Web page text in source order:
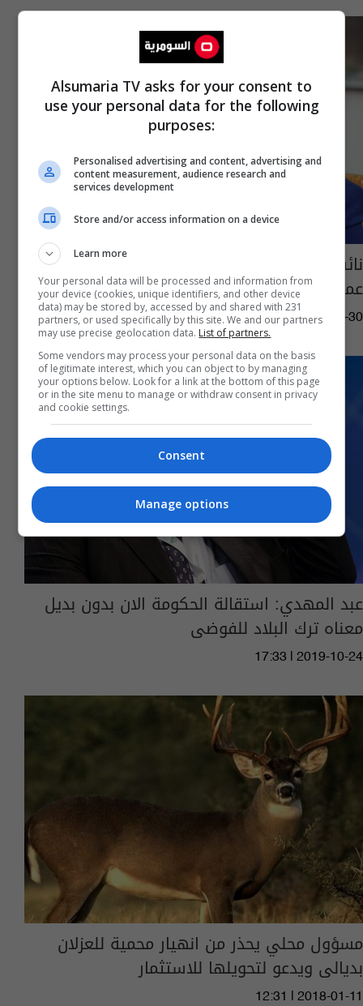
نائب يحذر من انهيار المنظومة الكهربائية في
عموم العراق
06:59 | 2020-12-30
عبد المهدي: استقالة الحكومة الان بدون بديل
معناه ترك البلاد للفوضى
17:33 | 2019-10-24
مسؤول محلي يحذر من انهيار محمية للعزلان
بديالى ويدعو لتحويلها للاستثمار
12:31 | 2018-01-11
Alsumaria TV asks for your consent to
use your personal data for the following
purposes:
Personalised advertising and content, advertising and
content measurement, audience research and
services development
Store and/or access information on a device
Learn more
Your personal data will be processed and information from
your device (cookies, unique identifiers, and other device
data) may be stored by, accessed by and shared with 231
partners, or used specifically by this site. We and our partners
may use precise geolocation data. List of partners.
Some vendors may process your personal data on the basis
of legitimate interest, which you can object to by managing
your options below. Look for a link at the bottom of this page
or in the site menu to manage or withdraw consent in privacy
and cookie settings.
Consent
Manage options